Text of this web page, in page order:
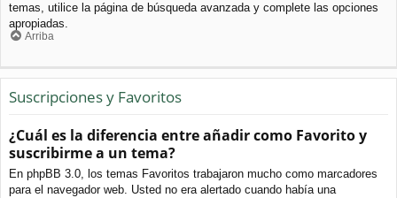
temas, utilice la página de búsqueda avanzada y complete las opciones
apropiadas.
Arriba
Suscripciones y Favoritos
¿Cuál es la diferencia entre añadir como Favorito y
suscribirme a un tema?
En phpBB 3.0, los temas Favoritos trabajaron mucho como marcadores
para el navegador web. Usted no era alertado cuando había una